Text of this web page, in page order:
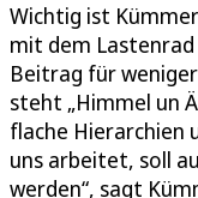
Wichtig ist
mit dem Lastenrad
Beitrag für
steht „Himmel un
flache Hierarchien
uns arbeitet, soll
werden“, sagt